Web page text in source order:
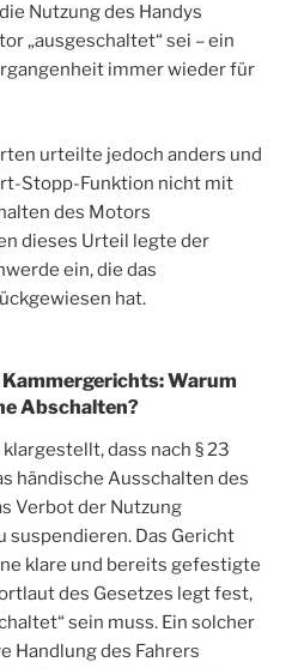
Nutzung des Handys
„ausgeschaltet“ sei – ein
immer wieder für
urteilte jedoch anders und
Stopp-Funktion nicht mit
des Motors
dieses Urteil legte der
ein, die das
hat.
Warum
Abschalten?
dass nach § 23
händische Ausschalten des
Verbot der Nutzung
suspendieren. Das Gericht
klare und bereits gefestigte
des Gesetzes legt fest,
sein muss. Ein solcher
Handlung des Fahrers